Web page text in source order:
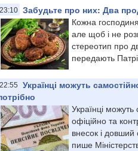
23:10 Забудьте про них: Два
Кожна
але щоб і не
стереотип про
передають
22:55
Українці можуть
Українці
офіційно та
внесок і
пише